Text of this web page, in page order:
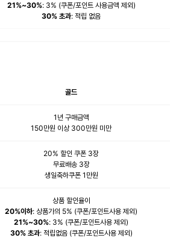
21%~30%: 3% (쿠폰/포인트 사용금액 제외)
30% 초과: 적립 없음
골드
1년 구매금액
150만원 이상 300만원 미만
20% 할인 쿠폰 3장
무료배송 3장
생일축하쿠폰 1만원
상품 할인율이
20%이하: 상품가의 5% (쿠폰/포인트사용 제외)
21%~30%: 3% (쿠폰/포인트사용 제외)
30% 초과: 적립없음 (쿠폰/포인트사용 제외)